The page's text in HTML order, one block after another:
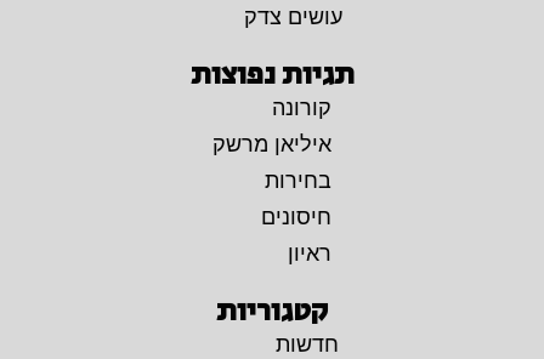
עושים צדק
תגיות נפוצות
קורונה
איליאן מרשק
בחירות
חיסונים
ראיון
קטגוריות
חדשות